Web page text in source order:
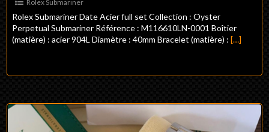
Rolex Submariner
Rolex Submariner Date Acier full set Collection : Oyster
Perpetual Submariner Référence : M116610LN-0001 Boîtier
(matière) : acier 904L Diamètre : 40mm Bracelet (matière) : […]